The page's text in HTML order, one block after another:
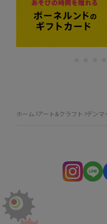
ホーム アート&クラフト デンマ